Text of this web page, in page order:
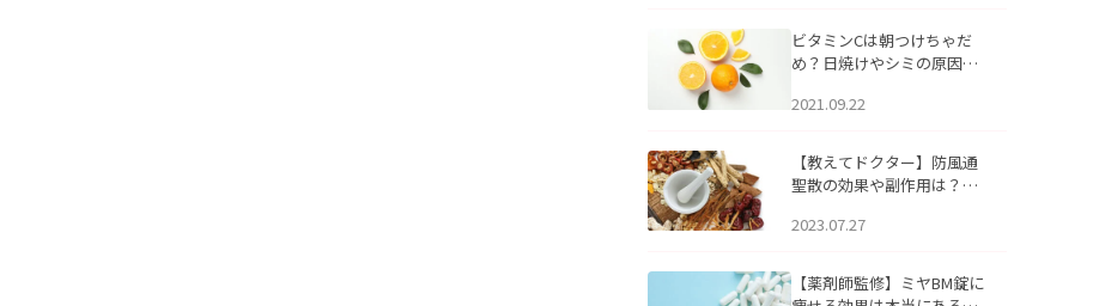
ビタミンCは朝つけちゃだ
め？日焼けやシミの原因に
2021.09.22
【教えてドクター】防風通
聖散の効果や副作用は？長
2023.07.27
【薬剤師監修】ミヤBM錠に